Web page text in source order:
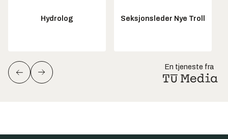
Hydrolog Seksjonsleder Nye Troll
En tjeneste fra